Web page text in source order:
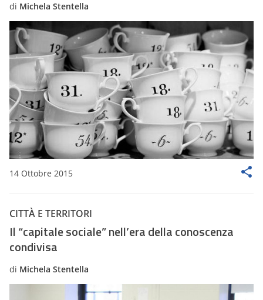
di Michela Stentella
14 Ottobre 2015
CITTÀ E TERRITORI
Il “capitale sociale” nell’era della conoscenza
condivisa
di Michela Stentella